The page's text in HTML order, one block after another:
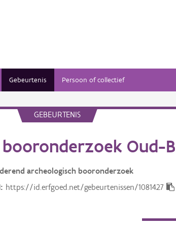
Gebeurtenis Persoon of collectief
GEBEURTENIS
Oud-
archeologisch booronderzoek
https://id.erfgoed.net/gebeurtenissen/1081427